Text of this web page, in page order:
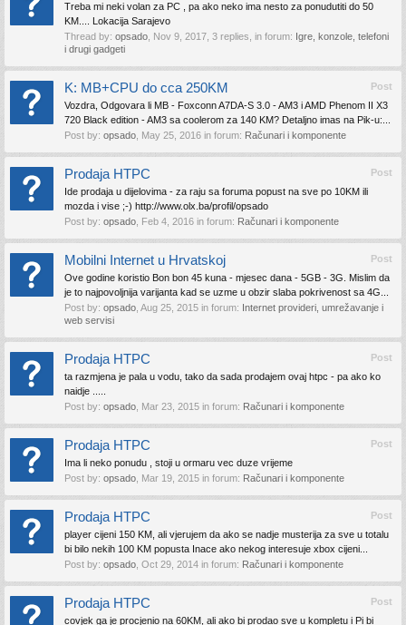
Treba mi neki volan za PC , pa ako neko ima nesto za ponudutiti do 50
KM.... Lokacija Sarajevo
Thread by: opsado Nov 9, 2017 , 3 replies, in forum: Igre, konzole, telefoni
i drugi gadgeti
Post
K: MB+CPU do cca 250KM
Vozdra, Odgovara li MB - Foxconn A7DA-S 3.0 - AM3 i AMD Phenom II X3
720 Black edition - AM3 sa coolerom za 140 KM? Detaljno imas na Pik-u:...
Post by: opsado May 25, 2016 in forum: Računari i komponente
Post
Prodaja HTPC
Ide prodaja u dijelovima - za raju sa foruma popust na sve po 10KM ili
mozda i vise ;-) http://www.olx.ba/profil/opsado
Post by: opsado Feb 4, 2016 in forum: Računari i komponente
Post
Mobilni Internet u Hrvatskoj
Ove godine koristio Bon bon 45 kuna - mjesec dana - 5GB - 3G. Mislim da
je to najpovoljnija varijanta kad se uzme u obzir slaba pokrivenost sa 4G...
Post by: opsado Aug 25, 2015 in forum: Internet provideri, umrežavanje i
web servisi
Post
Prodaja HTPC
ta razmjena je pala u vodu, tako da sada prodajem ovaj htpc - pa ako ko
naidje .....
Post by: opsado Mar 23, 2015 in forum: Računari i komponente
Post
Prodaja HTPC
Ima li neko ponudu , stoji u ormaru vec duze vrijeme
Post by: opsado Mar 19, 2015 in forum: Računari i komponente
Post
Prodaja HTPC
player cijeni 150 KM, ali vjerujem da ako se nadje musterija za sve u totalu
bi bilo nekih 100 KM popusta Inace ako nekog interesuje xbox cijeni...
Post by: opsado Oct 29, 2014 in forum: Računari i komponente
Post
Prodaja HTPC
covjek ga je procjenio na 60KM, ali ako bi prodao sve u kompletu i Pi bi